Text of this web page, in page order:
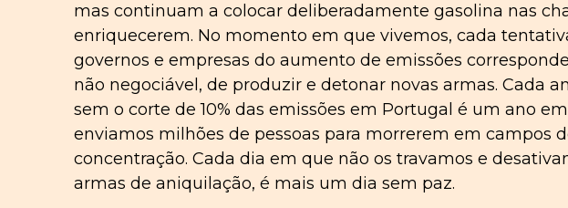
mas continuam a colocar deliberadamente gasolina nas
enriquecerem. No momento em que vivemos, cada
governos e empresas do aumento de emissões
não negociável, de produzir e detonar novas armas. Cada
sem o corte de 10% das emissões em Portugal é um ano
enviamos milhões de pessoas para morrerem em campos
concentração. Cada dia em que não os travamos e
armas de aniquilação, é mais um dia sem paz.